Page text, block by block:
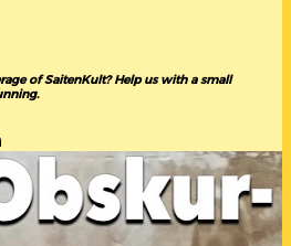
of SaitenKult? Help us with a small